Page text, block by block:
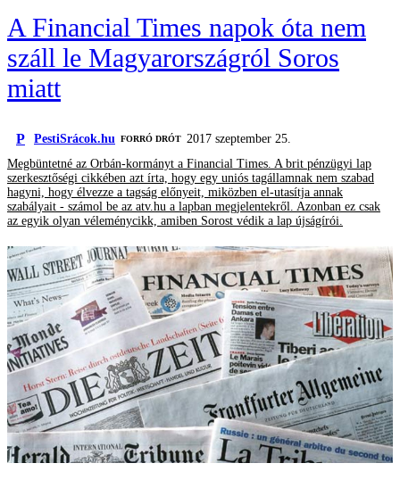
A Financial Times napok óta nem
száll le Magyarországról Soros
miatt
P PestiSrácok.hu FORRÓ DRÓT 2017 szeptember 25.
Megbüntetné az Orbán-kormányt a Financial Times. A brit pénzügyi lap
szerkesztőségi cikkében azt írta, hogy egy uniós tagállamnak nem szabad
hagyni, hogy élvezze a tagság előnyeit, miközben el-utasítja annak
szabályait - számol be az atv.hu a lapban megjelentekről. Azonban ez csak
az egyik olyan véleménycikk, amiben Sorost védik a lap újságírói.